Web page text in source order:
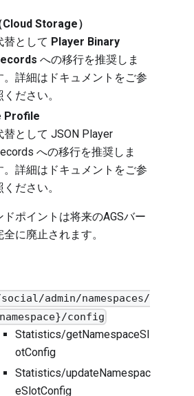
Storage）
替として Player Binary
への移行を推奨しま
。詳細は ドキュメント をご参
ください。
Profile
替として JSON Player
への移行を推奨しま
。詳細は ドキュメント をご参
ください。
ドポイントは将来のAGSバー
に廃止されます。
admin/namespaces/
config
Statistics/getNamespaceSl
otConfig
Statistics/updateNamespac
eSlotConfig